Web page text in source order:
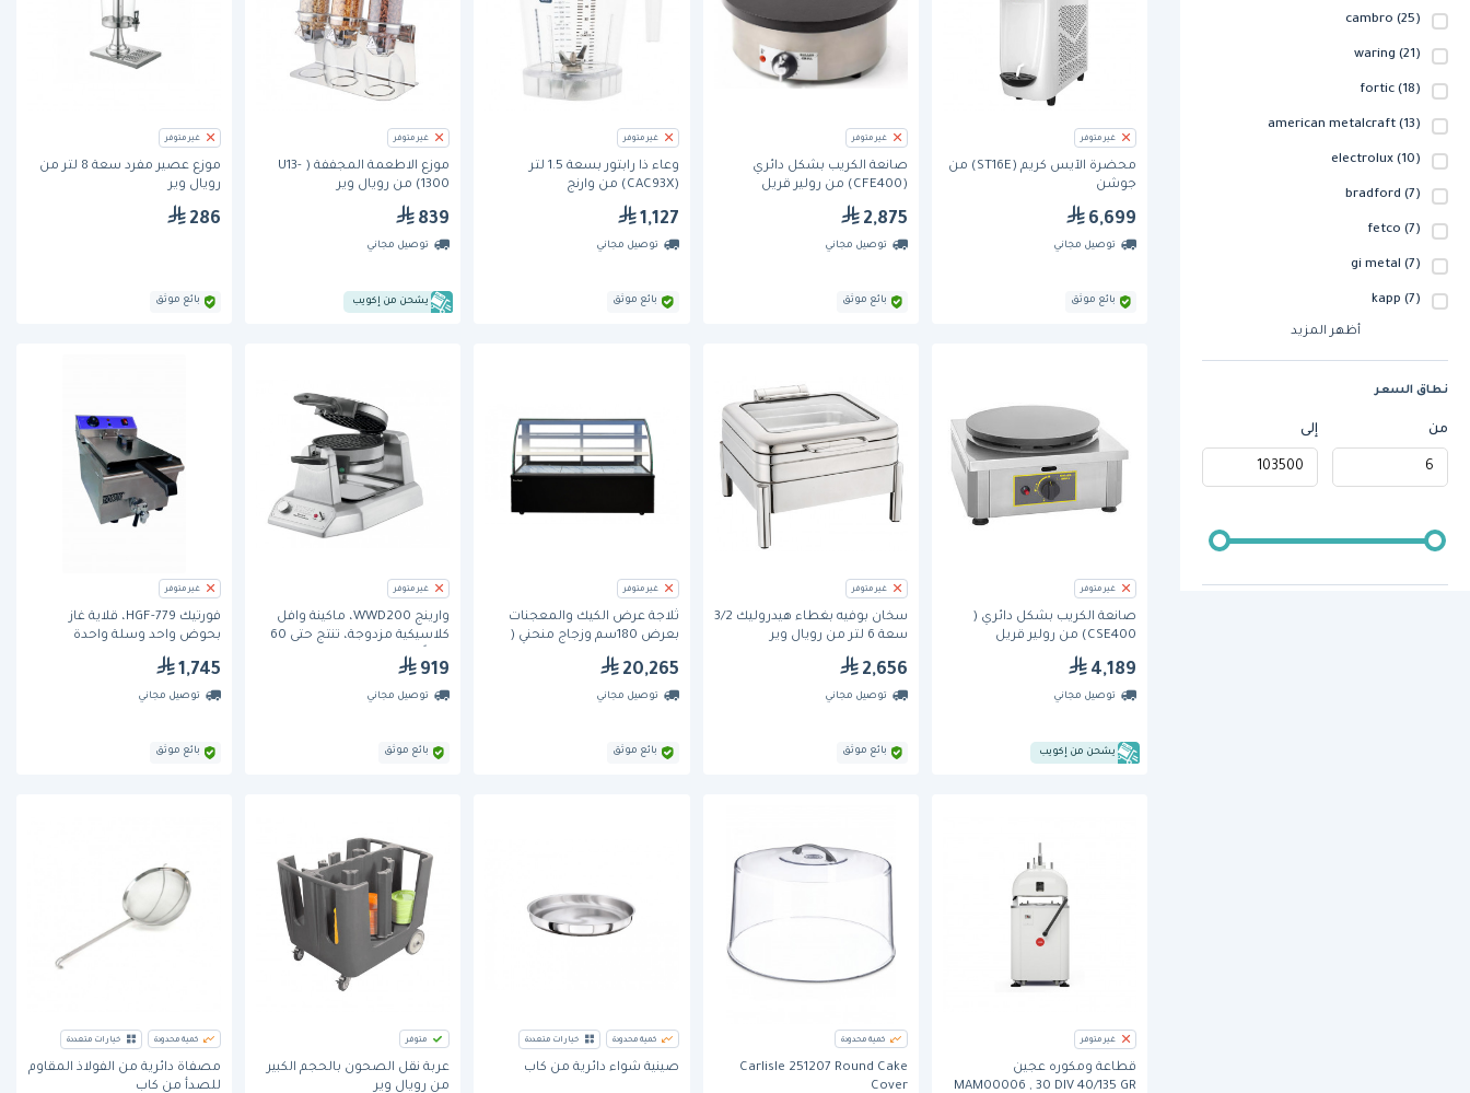
cambro (25)
waring (21)
fortic (18)
american metalcraft (13)
electrolux (10)
bradford (7)
fetco (7)
gi metal (7)
kapp (7)
أظهر المزيد
نطاق السعر
من إلى
غير متوفر
محضّرة الآيس كريم (ST16E) من
جوشن
6,699
توصيل مجاني
بائع موثق
غير متوفر
صانعة الكريب بشكل دائري
(CFE400) من رولير قريل
2,875
توصيل مجاني
بائع موثق
غير متوفر
وعاء ذا رابتور بسعة 1.5 لتر
(CAC93X) من وارنج
1,127
توصيل مجاني
بائع موثق
غير متوفر
موزع الاطعمة المجففة ( U13-
1300) من رويال وير
839
توصيل مجاني
يشحن من إكويب
غير متوفر
موزع عصير مفرد سعة 8 لتر من
رويال وير
286
بائع موثق
غير متوفر
صانعة الكريب بشكل دائري (
CSE400) من رولير قريل
4,189
توصيل مجاني
يشحن من إكويب
غير متوفر
سخان بوفيه بغطاء هيدروليك 3/2
سعة 6 لتر من رويال وير
2,656
توصيل مجاني
بائع موثق
غير متوفر
ثلاجة عرض الكيك والمعجنات
بعرض 180سم وزجاج منحني (
20,265
توصيل مجاني
بائع موثق
غير متوفر
وارينج WWD200، ماكينة وافل
كلاسيكية مزدوجة، تنتج حتى 60
وافلاً في الساعة
919
توصيل مجاني
بائع موثق
غير متوفر
فورتيك HGF-779، قلاية غاز
بحوض واحد وسلة واحدة
1,745
توصيل مجاني
بائع موثق
غير متوفر
قطاعة ومكوره عجين
MAM00006 , 30 DIV 40/135 GR
كمية محدودة
Carlisle 251207 Round Cake
Cover
كمية محدودة خيارات متعددة
صينية شواء دائرية من كاب
متوفر
عربة نقل الصحون بالحجم الكبير
من رويال وير
كمية محدودة خيارات متعددة
مصفاة دائرية من الفولاذ المقاوم
للصدأ من كاب